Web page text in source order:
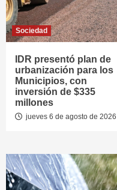
Sociedad
IDR presentó plan de
urbanización para los
Municipios, con
inversión de $335
millones
jueves 6 de agosto de 2026